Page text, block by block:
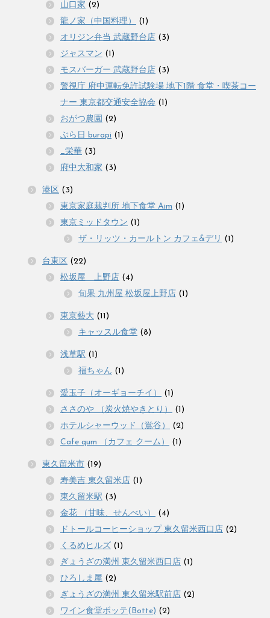
山口家 (2)
龍ノ家（中国料理）
(1)
オリジン弁当 武蔵野台店 (3)
ジャスマン (1)
モスバーガー 武蔵野台店 (3)
警視庁 府中運転免許試験場 地下1階 食堂・喫茶コー
ナー 東京都交通安全協会 (1)
おがつ農園 (2)
ぶら日 burapi (1)
_栄華 (3)
府中大和家 (3)
港区 (3)
東京家庭裁判所 地下食堂 Aim (1)
東京ミッドタウン (1)
ザ・リッツ・カールトン カフェ&デリ (1)
台東区 (22)
松坂屋 上野店 (4)
旬果 九州屋 松坂屋上野店 (1)
東京藝大 (11)
キャッスル食堂 (8)
浅草駅 (1)
福ちゃん (1)
愛玉子（オーギョーチイ）
(1)
ささのや （炭火焼やきとり）
(1)
ホテルシャーウッド（鴬谷）
(2)
Cafe qum （カフェ クーム）
(1)
東久留米市 (19)
寿美吉 東久留米店 (1)
東久留米駅 (3)
金花 （甘味、せんべい）
(4)
ドトールコーヒーショップ 東久留米西口店 (2)
くるめヒルズ (1)
ぎょうざの満州 東久留米西口店 (1)
ひろしま屋 (2)
ぎょうざの満州 東久留米駅前店 (2)
ワイン食堂ボッテ(Botte) (2)